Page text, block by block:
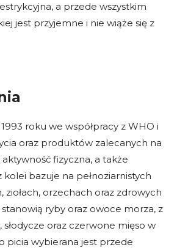
a przede wszystkim
jest przyjemne i nie wiąże się z
roku we współpracy z WHO i
oraz produktów zalecanych na
fizyczna, a także
bazuje na pełnoziarnistych
orzechach oraz zdrowych
stanowią ryby oraz owoce morza, z
słodycze oraz czerwone mięso w
picia wybierana jest przede